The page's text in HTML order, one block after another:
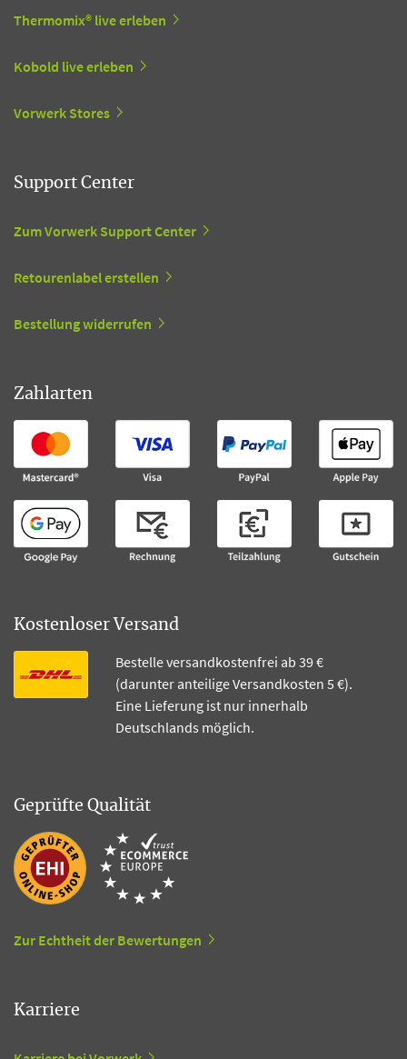
Thermomix® live erleben
Kobold live erleben
Vorwerk Stores
Support Center
Zum Vorwerk Support Center
Retourenlabel erstellen
Bestellung widerrufen
Zahlarten
Kostenloser Versand
Bestelle versandkostenfrei ab 39 €
(darunter anteilige Versandkosten 5 €).
Eine Lieferung ist nur innerhalb
Deutschlands möglich.
Geprüfte Qualität
Zur Echtheit der Bewertungen
Karriere